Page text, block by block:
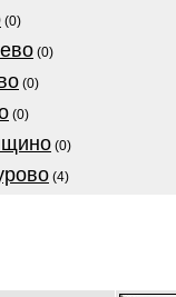
(0)
(0)
(0)
(0)
(0)
(4)